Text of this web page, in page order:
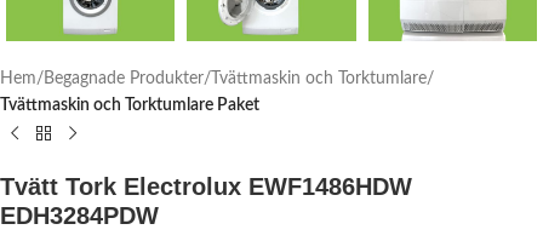
Hem Begagnade Produkter
Tvättmaskin och Torktumlare
Tvättmaskin och Torktumlare Paket
Tvätt Tork Electrolux EWF1486HDW
EDH3284PDW